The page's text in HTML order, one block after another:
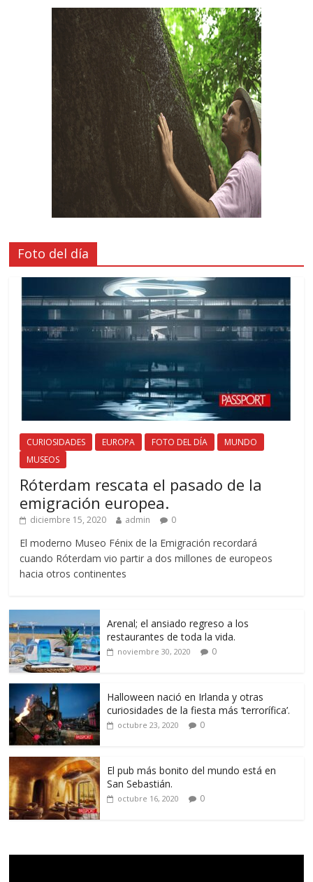
Foto del día
CURIOSIDADES EUROPA FOTO DEL DÍA
MUNDO
MUSEOS
Róterdam rescata el pasado de la
emigración europea.
diciembre 15, 2020 admin 0
El moderno Museo Fénix de la Emigración recordará
cuando Róterdam vio partir a dos millones de europeos
hacia otros continentes
Arenal; el ansiado regreso a los
restaurantes de toda la vida.
noviembre 30, 2020 0
Halloween nació en Irlanda y otras
curiosidades de la fiesta más ‘terrorífica’.
octubre 23, 2020 0
El pub más bonito del mundo está en
San Sebastián.
octubre 16, 2020 0